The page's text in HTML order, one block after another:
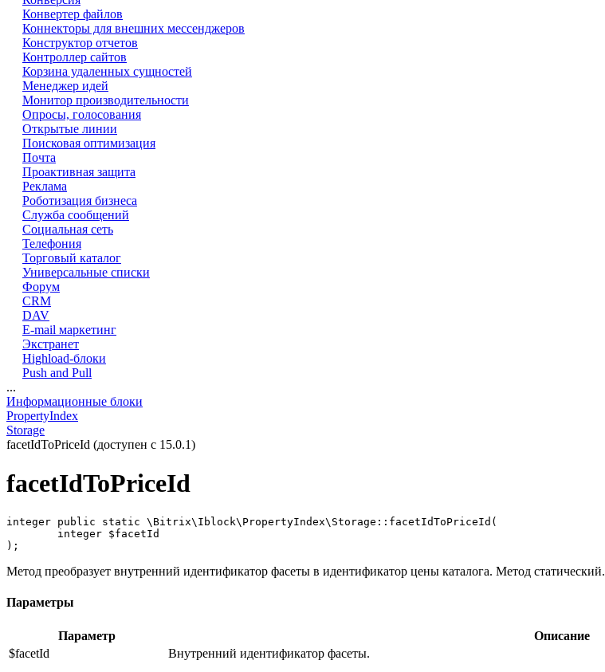
Конвертер файлов
Коннекторы для внешних мессенджеров
Конструктор отчетов
Контроллер сайтов
Корзина удаленных сущностей
Менеджер идей
Монитор производительности
Опросы, голосования
Открытые линии
Поисковая оптимизация
Почта
Проактивная защита
Реклама
Роботизация бизнеса
Служба сообщений
Социальная сеть
Телефония
Торговый каталог
Универсальные списки
Форум
CRM
DAV
E-mail маркетинг
Экстранет
Highload-блоки
Push and Pull
...
Информационные блоки
PropertyIndex
Storage
facetIdToPriceId (доступен с 15.0.1)
facetIdToPriceId
integer public static \Bitrix\Iblock\PropertyIndex\Storage::facetIdToPriceId(
);
Метод преобразует внутренний идентификатор фасеты в идентификатор цены каталога. Метод статический.
Параметры
Параметр Описание
$facetId
Внутренний идентификатор фасеты.